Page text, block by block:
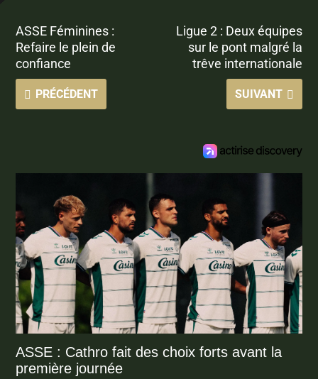
ASSE Féminines :
Refaire le plein de
confiance
PRÉCÉDENT
Ligue 2 : Deux équipes
sur le pont malgré la
trêve internationale
SUIVANT
ASSE : Cathro fait des choix forts avant la
première journée